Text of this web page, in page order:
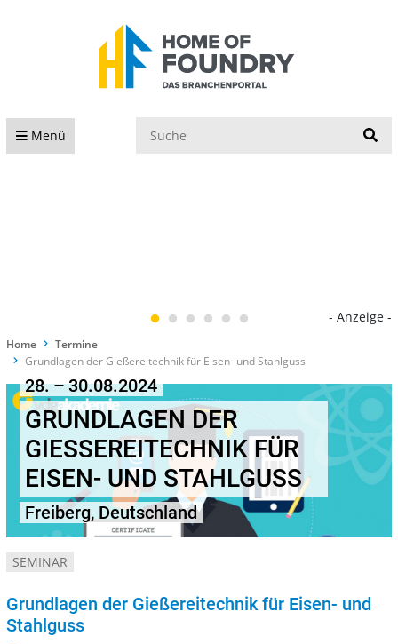
Menü
- Anzeige -
Home
Termine
Grundlagen der Gießereitechnik für Eisen- und Stahlguss
28. – 30.08.2024
GRUNDLAGEN DER
GIESSEREITECHNIK FÜR E
ISEN- UND STAHLGUSS
Freiberg, Deutschland
SEMINAR
Grundlagen der Gießereitechnik für Eisen- und
Stahlguss